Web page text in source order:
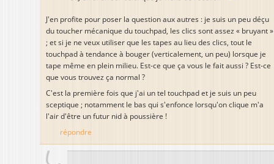
J'en profite pour poser la question aux autres : je suis un peu déçu
du toucher mécanique du touchpad, les clics sont assez « bruyant »
; et si je ne veux utiliser que les tapes au lieu des clics, tout le
touchpad à tendance à bouger (verticalement, un peu) lorsque je
tape même en plein milieu. Est-ce que ça vous le fait aussi ? Est-ce
que vous trouvez ça normal ?
C'est la première fois que j'ai un tel touchpad et je suis un peu
sceptique ; notamment le bas qui s'enfonce lorsqu'on clique m'a
l'air d'être un futur nid à poussière !
répondre